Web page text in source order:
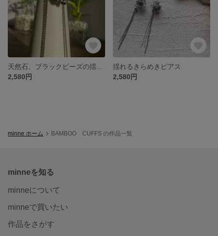
2,580円
揺れるきらめきピアス
2,580円
minne ホーム BAMBOO CUFFS の作品一覧
minneを知る
minneについて
minneで買いたい
作品をさがす